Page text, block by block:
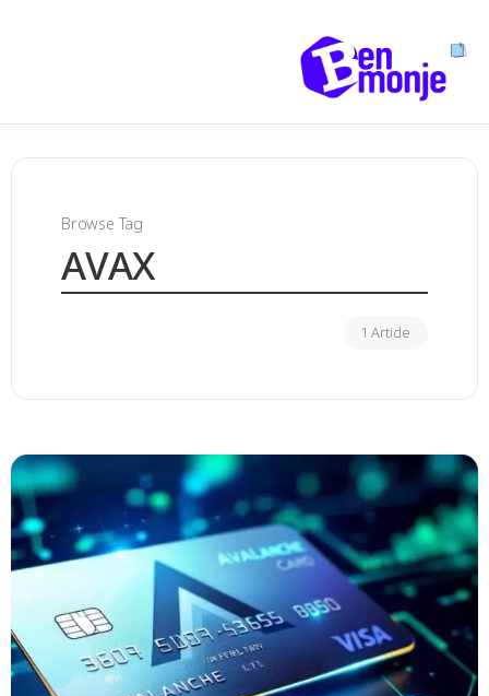
Sorprendente: ¿Cómo
Ethereum el Mercado de
Browse Tag
AVAX
1 Article